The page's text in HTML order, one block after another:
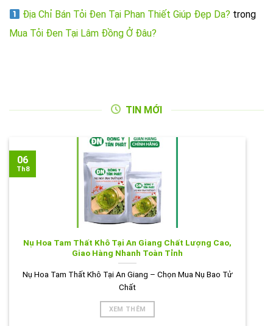
Địa Chỉ Bán Tỏi Đen Tại Phan Thiết Giúp Đẹp Da? trong
Mua Tỏi Đen Tại Lâm Đồng Ở Đâu?
TIN MỚI
Nụ Hoa Tam Thất Khô Tại An Giang Chất Lượng Cao,
Giao Hàng Nhanh Toàn Tỉnh
Nụ Hoa Tam Thất Khô Tại An Giang – Chọn Mua Nụ Bao Tử
Chất
XEM THÊM
06
Th8